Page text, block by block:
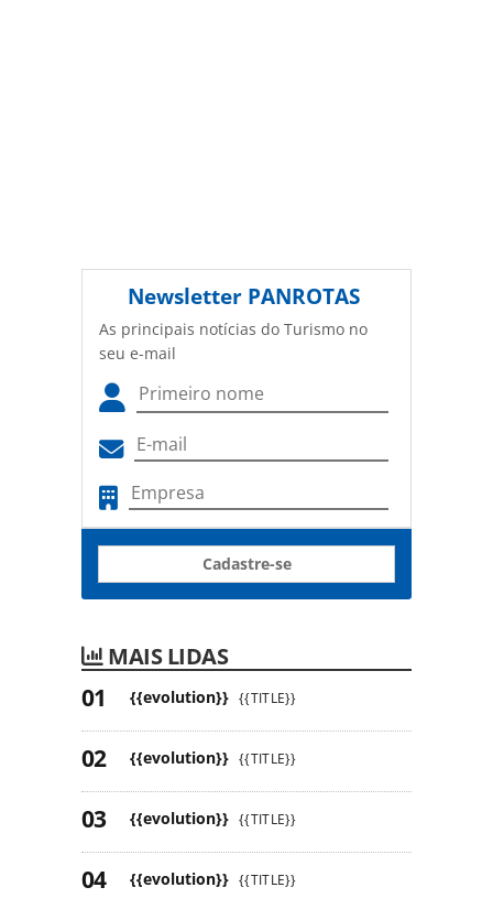
Newsletter PANROTAS
As principais notícias do Turismo no
seu e-mail
Cadastre-se
MAIS LIDAS
{{evolution}} {{TITLE}}
{{evolution}} {{TITLE}}
{{evolution}} {{TITLE}}
{{evolution}} {{TITLE}}